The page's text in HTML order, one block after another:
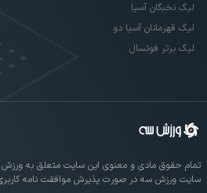
لیگ نخبگان آسیا
لیگ قهرمانان آسیا دو
لیگ برتر فوتسال
تمام حقوق مادی و معنوی این سایت متعلق به
سایت ورزش سه در صورت پذیرش موافقت نامه کاربری